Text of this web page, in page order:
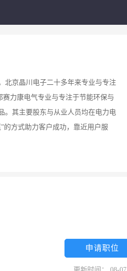
北京晶川电子二十多年来专业与专注
力康电气专业与专注于节能环保与
。其主要股东与从业人员均在电力电
的方式助力客户成功，靠近用户服
申请职位